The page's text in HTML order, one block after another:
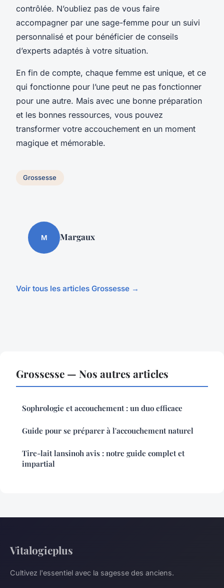
contrôlée. N’oubliez pas de vous faire
accompagner par une sage-femme pour un suivi
personnalisé et pour bénéficier de conseils
d’experts adaptés à votre situation.
En fin de compte, chaque femme est unique, et ce
qui fonctionne pour l’une peut ne pas fonctionner
pour une autre. Mais avec une bonne préparation
et les bonnes ressources, vous pouvez
transformer votre accouchement en un moment
magique et mémorable.
Grossesse
M Margaux
Voir tous les articles Grossesse →
Grossesse — Nos autres articles
Sophrologie et accouchement : un duo efficace
Guide pour se préparer à l'accouchement naturel
Tire-lait lansinoh avis : notre guide complet et
impartial
Vitalogieplus
Cultivez l'essentiel avec la sagesse des anciens.